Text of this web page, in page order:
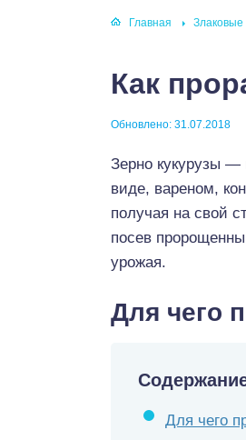
Главная Злаковые
Как
Обновлено: 31.07.2018
Зерно кукурузы —
виде, вареном,
получая на свой
посев
урожая.
Для чего
Для чего